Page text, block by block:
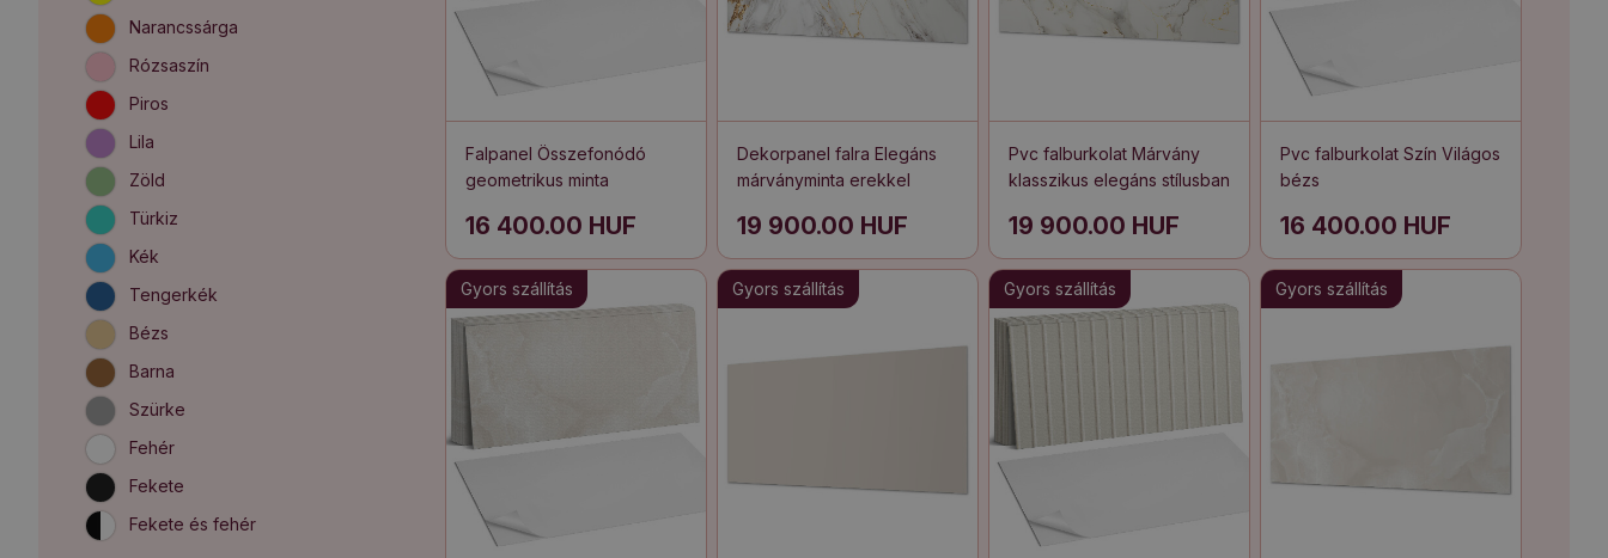
Narancssárga
Rózsaszín
Piros
Lila
Zöld
Türkiz
Kék
Tengerkék
Bézs
Barna
Szürke
Fehér
Fekete
Fekete és fehér
Falpanel Összefonódó
geometrikus minta
16 400.00 HUF
Dekorpanel falra Elegáns
márványminta erekkel
19 900.00 HUF
Pvc falburkolat Márvány
klasszikus elegáns stílusban
19 900.00 HUF
Pvc falburkolat Szín Világos
bézs
16 400.00 HUF
Gyors szállítás Gyors szállítás Gyors szállítás Gyors szállítás